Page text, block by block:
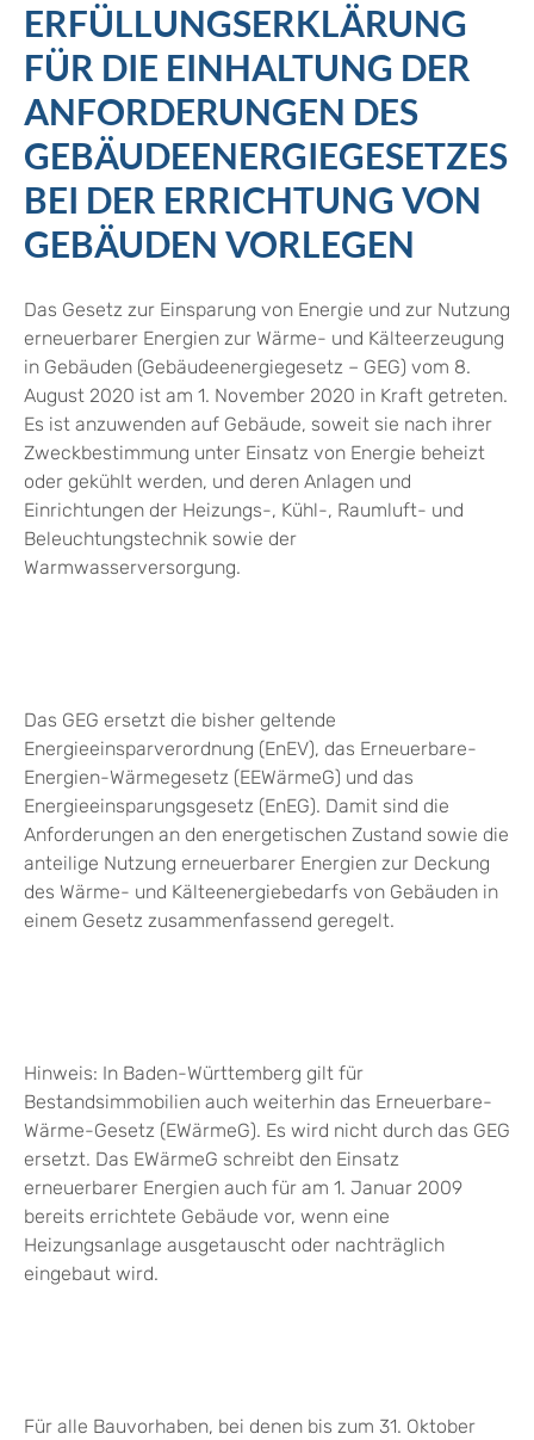
ERFÜLLUNGSERKLÄRUNG
FÜR DIE EINHALTUNG DER
ANFORDERUNGEN DES
GEBÄUDEENERGIEGESETZES
BEI DER ERRICHTUNG VON
GEBÄUDEN VORLEGEN
Das Gesetz zur Einsparung von Energie und zur Nutzung
erneuerbarer Energien zur Wärme- und Kälteerzeugung
in Gebäuden (Gebäudeenergiegesetz – GEG) vom 8.
August 2020 ist am 1. November 2020 in Kraft getreten.
Es ist anzuwenden auf Gebäude, soweit sie nach ihrer
Zweckbestimmung unter Einsatz von Energie beheizt
oder gekühlt werden, und deren Anlagen und
Einrichtungen der Heizungs-, Kühl-, Raumluft- und
Beleuchtungstechnik sowie der
Warmwasserversorgung.
Das GEG ersetzt die bisher geltende
Energieeinsparverordnung (EnEV), das Erneuerbare-
Energien-Wärmegesetz (EEWärmeG) und das
Energieeinsparungsgesetz (EnEG). Damit sind die
Anforderungen an den energetischen Zustand sowie die
anteilige Nutzung erneuerbarer Energien zur Deckung
des Wärme- und Kälteenergiebedarfs von Gebäuden in
einem Gesetz zusammenfassend geregelt.
Hinweis: In Baden-Württemberg gilt für
Bestandsimmobilien auch weiterhin das Erneuerbare-
Wärme-Gesetz (EWärmeG). Es wird nicht durch das GEG
ersetzt. Das EWärmeG schreibt den Einsatz
erneuerbarer Energien auch für am 1. Januar 2009
bereits errichtete Gebäude vor, wenn eine
Heizungsanlage ausgetauscht oder nachträglich
eingebaut wird.
Für alle Bauvorhaben, bei denen bis zum 31. Oktober